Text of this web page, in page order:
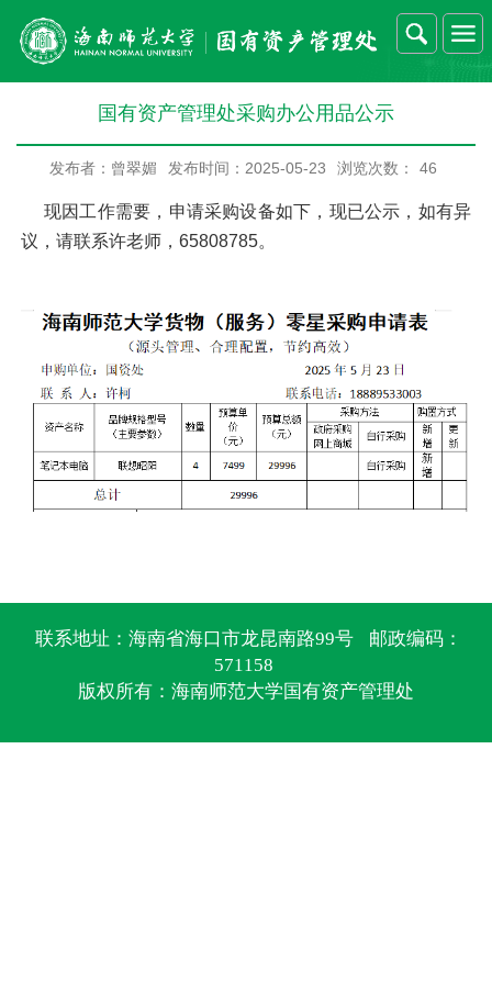
国有资产管理处采购办公用品公示
发布者：曾翠媚 发布时间：2025-05-23 浏览次数： 46
现因工作需要，申请采购设备如下，现已公示，如有异
议，请联系许老师，65808785。
联系地址：海南省海口市龙昆南路99号
邮政编码：
571158
版权所有：海南师范大学国有资产管理处